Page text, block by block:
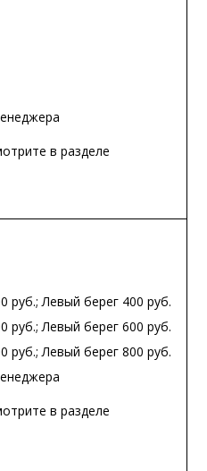
в разделе
руб.; Левый берег 400 руб.
руб.; Левый берег 600 руб.
руб.; Левый берег 800 руб.
в разделе